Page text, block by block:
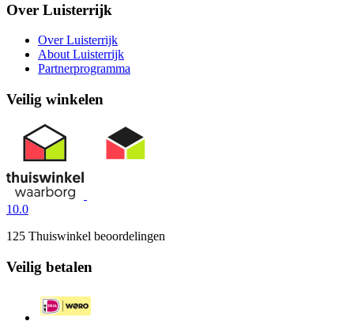
Over Luisterrijk
Over Luisterrijk
About Luisterrijk
Partnerprogramma
Veilig winkelen
10.0
125 Thuiswinkel beoordelingen
Veilig betalen